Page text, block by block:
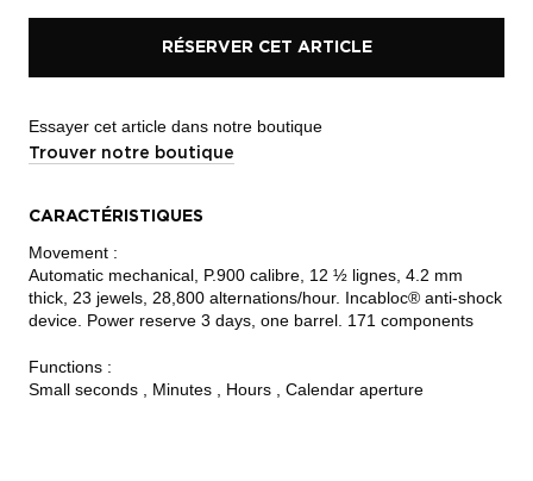
RÉSERVER CET ARTICLE
Essayer cet article dans notre boutique
Trouver notre boutique
CARACTÉRISTIQUES
Movement :
Automatic mechanical, P.900 calibre, 12 ½ lignes, 4.2 mm
thick, 23 jewels, 28,800 alternations/hour. Incabloc® anti-shock
device. Power reserve 3 days, one barrel. 171 components
Functions :
Small seconds , Minutes , Hours , Calendar aperture